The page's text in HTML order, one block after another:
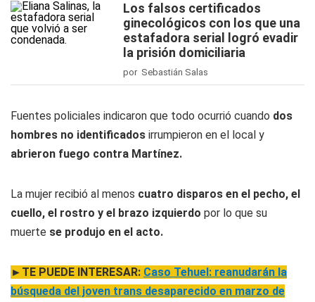
Los falsos certificados
ginecológicos con los que una
estafadora serial logró evadir
la prisión domiciliaria
por Sebastián Salas
Fuentes policiales indicaron que todo ocurrió cuando dos
hombres no identificados irrumpieron en el local y
abrieron fuego contra Martínez.
La mujer recibió al menos cuatro disparos en el pecho, el
cuello, el rostro y el brazo izquierdo por lo que su
muerte se produjo en el acto.
►TE PUEDE INTERESAR: Caso Tehuel: reanudarán la
búsqueda del joven trans desaparecido en marzo de